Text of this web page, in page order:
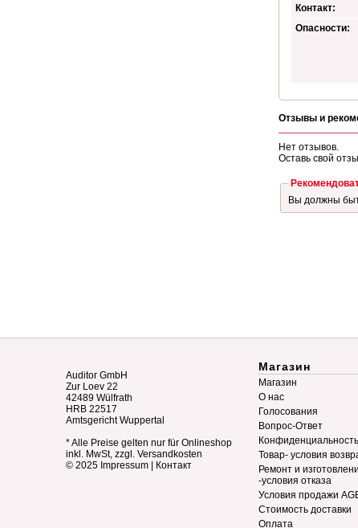
Контакт:
Опасности:
Отзывы и
Нет отзывов.
Оставь свой
Вы должны
Auditor GmbH
Zur Loev 22
42489 Wülfrath
HRB 22517
Amtsgericht Wuppertal
* Alle Preise gelten nur für Onlineshop
inkl. MwSt, zzgl. Versandkosten
© 2025 Impressum | Контакт
Магазин
Магазин
О нас
Голосования
Вопрос-Ответ
Конфиденциальность
Товар- условия
Ремонт и
-условия отказа
Условия продажи
Стоимость доставки
Оплата